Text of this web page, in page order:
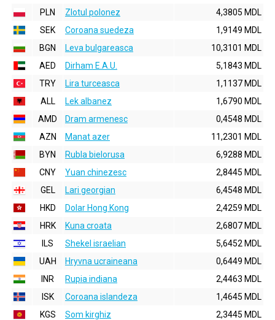
PLN
Zlotul polonez
4,3805 MDL
SEK
Coroana suedeza
1,9149 MDL
BGN
Leva bulgareasca
10,3101 MDL
AED
Dirham E.A.U.
5,1843 MDL
TRY
Lira turceasca
1,1137 MDL
ALL
Lek albanez
1,6790 MDL
AMD
Dram armenesc
0,4548 MDL
AZN
Manat azer
11,2301 MDL
BYN
Rubla bielorusa
6,9288 MDL
CNY
Yuan chinezesc
2,8445 MDL
GEL
Lari georgian
6,4548 MDL
HKD
Dolar Hong Kong
2,4259 MDL
HRK
Kuna croata
2,6807 MDL
ILS
Shekel israelian
5,6452 MDL
UAH
Hryvna ucraineana
0,6449 MDL
INR
Rupia indiana
2,4463 MDL
ISK
Coroana islandeza
1,4645 MDL
KGS
Som kirghiz
2,3445 MDL